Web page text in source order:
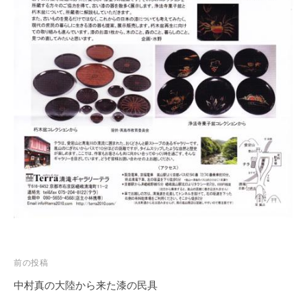
投
稿
前の投稿
中村真の大陸から来た漆の民具